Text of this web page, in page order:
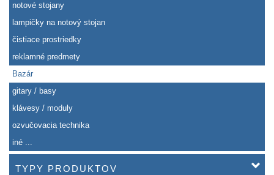
notové stojany
lampičky na notový stojan
čistiace prostriedky
reklamné predmety
Bazár
gitary / basy
klávesy / moduly
ozvučovacia technika
iné ...
TYPY PRODUKTOV